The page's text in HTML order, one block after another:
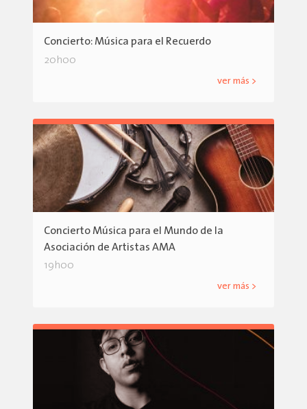
Concierto: Música para el Recuerdo
20h00
ver más >
Concierto Música para el Mundo de la
Asociación de Artistas AMA
19h00
ver más >